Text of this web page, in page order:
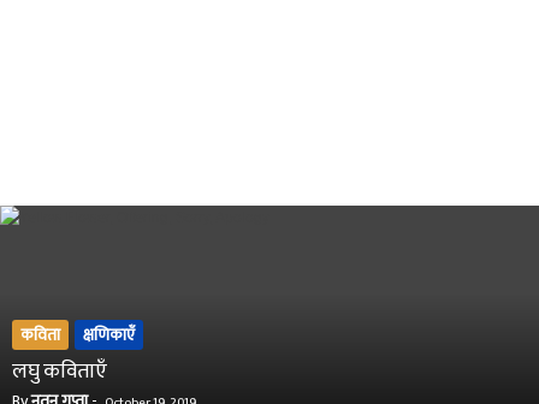
कविता क्षणिकाएँ
लघु कविताएँ